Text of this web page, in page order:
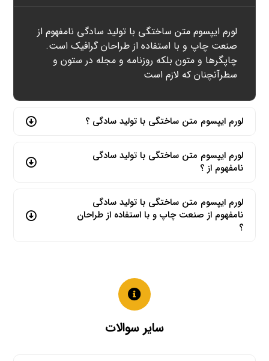
لورم ایپسوم متن ساختگی با تولید سادگی نامفهوم از
صنعت چاپ و با استفاده از طراحان گرافیک است.
چاپگرها و متون بلکه روزنامه و مجله در ستون و
سطرآنچنان که لازم است
لورم ایپسوم متن ساختگی با تولید سادگی ؟
لورم ایپسوم متن ساختگی با تولید سادگی
نامفهوم از ؟
لورم ایپسوم متن ساختگی با تولید سادگی
نامفهوم از صنعت چاپ و با استفاده از طراحان
؟
سایر سوالات